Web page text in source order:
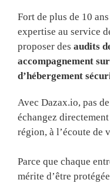
Fort de plus de 10
expertise au service
proposer des audits
accompagnement
d’hébergement
Avec Dazax.io, pas
échangez
région, à l’écoute de
Parce que chaque
mérite d’être